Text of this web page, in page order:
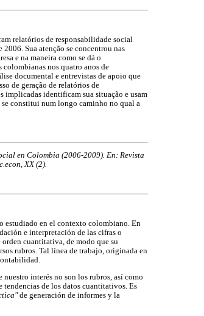
relatórios de responsabilidade social
Sua atenção se concentrou nas
e na maneira como se dá o
colombianas nos quatro anos de
documental e entrevistas de apoio que
de geração de relatórios de
implicadas identificam sua situação e usam
se constitui num longo caminho no qual a
en Colombia (2006-2009). En: Revista
XX (2).
estudiado en el contexto colombiano. En
e interpretación de las cifras o
cuantitativa, de modo que su
rubros. Tal línea de trabajo, originada en
interés no son los rubros, así como
de los datos cuantitativos. Es
de generación de informes y la